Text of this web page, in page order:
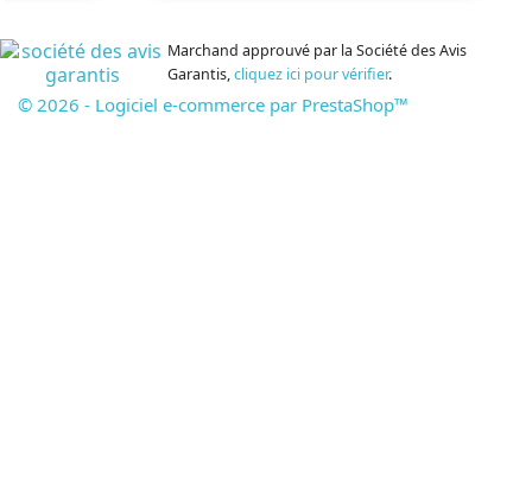
Marchand approuvé par la Société des Avis
Garantis,cliquez ici pour vérifier.
© 2026 - Logiciel e-commerce par PrestaShop™